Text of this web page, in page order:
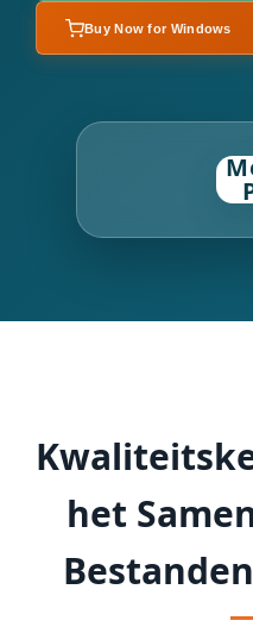
Buy Now for Windows
het